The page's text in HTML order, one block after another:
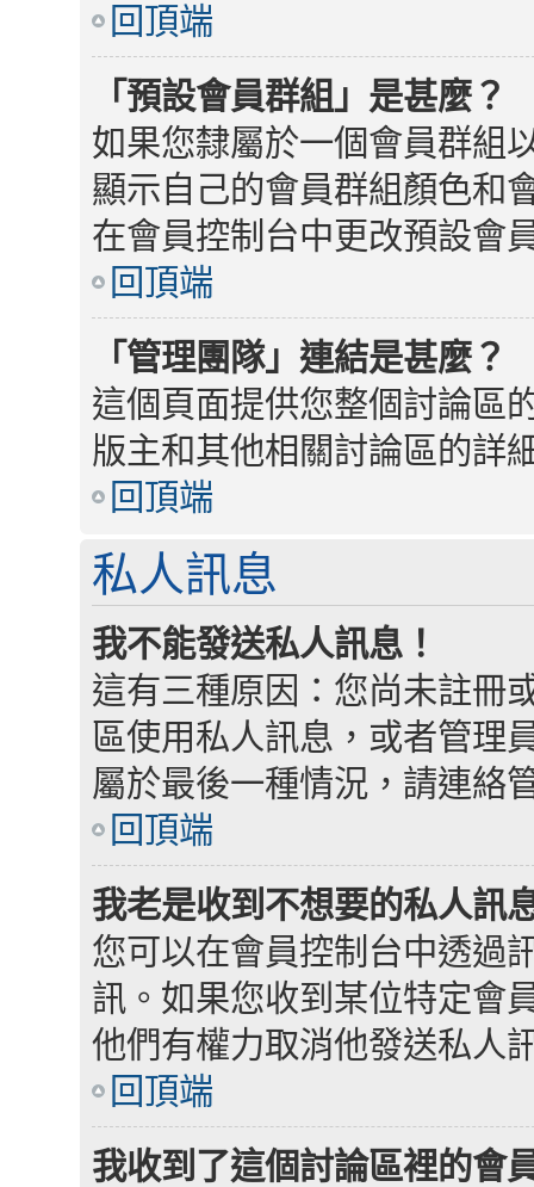
回頂端
「預設會員群組」是甚麼？
如果您隸屬於一個會員群組
顯示自己的會員群組顏色和
在會員控制台中更改預設會
回頂端
「管理團隊」連結是甚麼？
這個頁面提供您整個討論區
版主和其他相關討論區的詳
回頂端
私人訊息
我不能發送私人訊息！
這有三種原因：您尚未註冊
區使用私人訊息，或者管理
屬於最後一種情況，請連絡
回頂端
我老是收到不想要的私人訊
您可以在會員控制台中透過
訊。如果您收到某位特定會
他們有權力取消他發送私人
回頂端
我收到了這個討論區裡的會